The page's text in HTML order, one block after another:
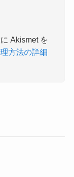
Akismet を
方法の詳細